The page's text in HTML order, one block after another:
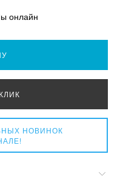
онлайн
НОВИНОК